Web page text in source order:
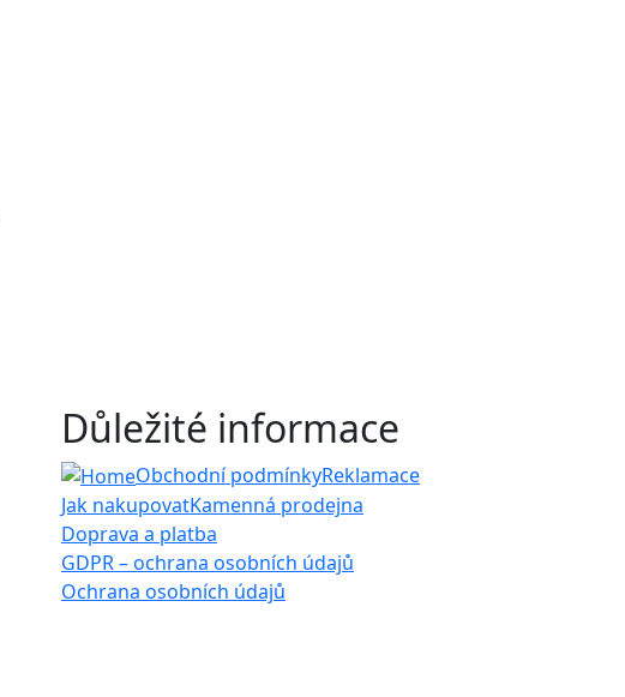
Důležité informace
Obchodní podmínkyReklamace
Jak nakupovatKamenná prodejna
Doprava a platba
GDPR – ochrana osobních údajů
Ochrana osobních údajů